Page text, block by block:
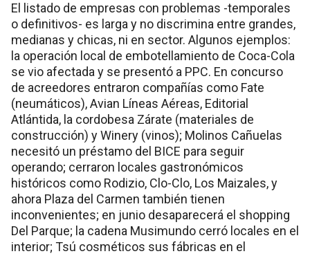
El listado de empresas con problemas -temporales
o definitivos- es larga y no discrimina entre grandes,
medianas y chicas, ni en sector. Algunos ejemplos:
la operación local de embotellamiento de Coca-Cola
se vio afectada y se presentó a PPC. En concurso
de acreedores entraron compañías como Fate
(neumáticos), Avian Líneas Aéreas, Editorial
Atlántida, la cordobesa Zárate (materiales de
construcción) y Winery (vinos); Molinos Cañuelas
necesitó un préstamo del BICE para seguir
operando; cerraron locales gastronómicos
históricos como Rodizio, Clo-Clo, Los Maizales, y
ahora Plaza del Carmen también tienen
inconvenientes; en junio desaparecerá el shopping
Del Parque; la cadena Musimundo cerró locales en el
interior; Tsú cosméticos sus fábricas en el